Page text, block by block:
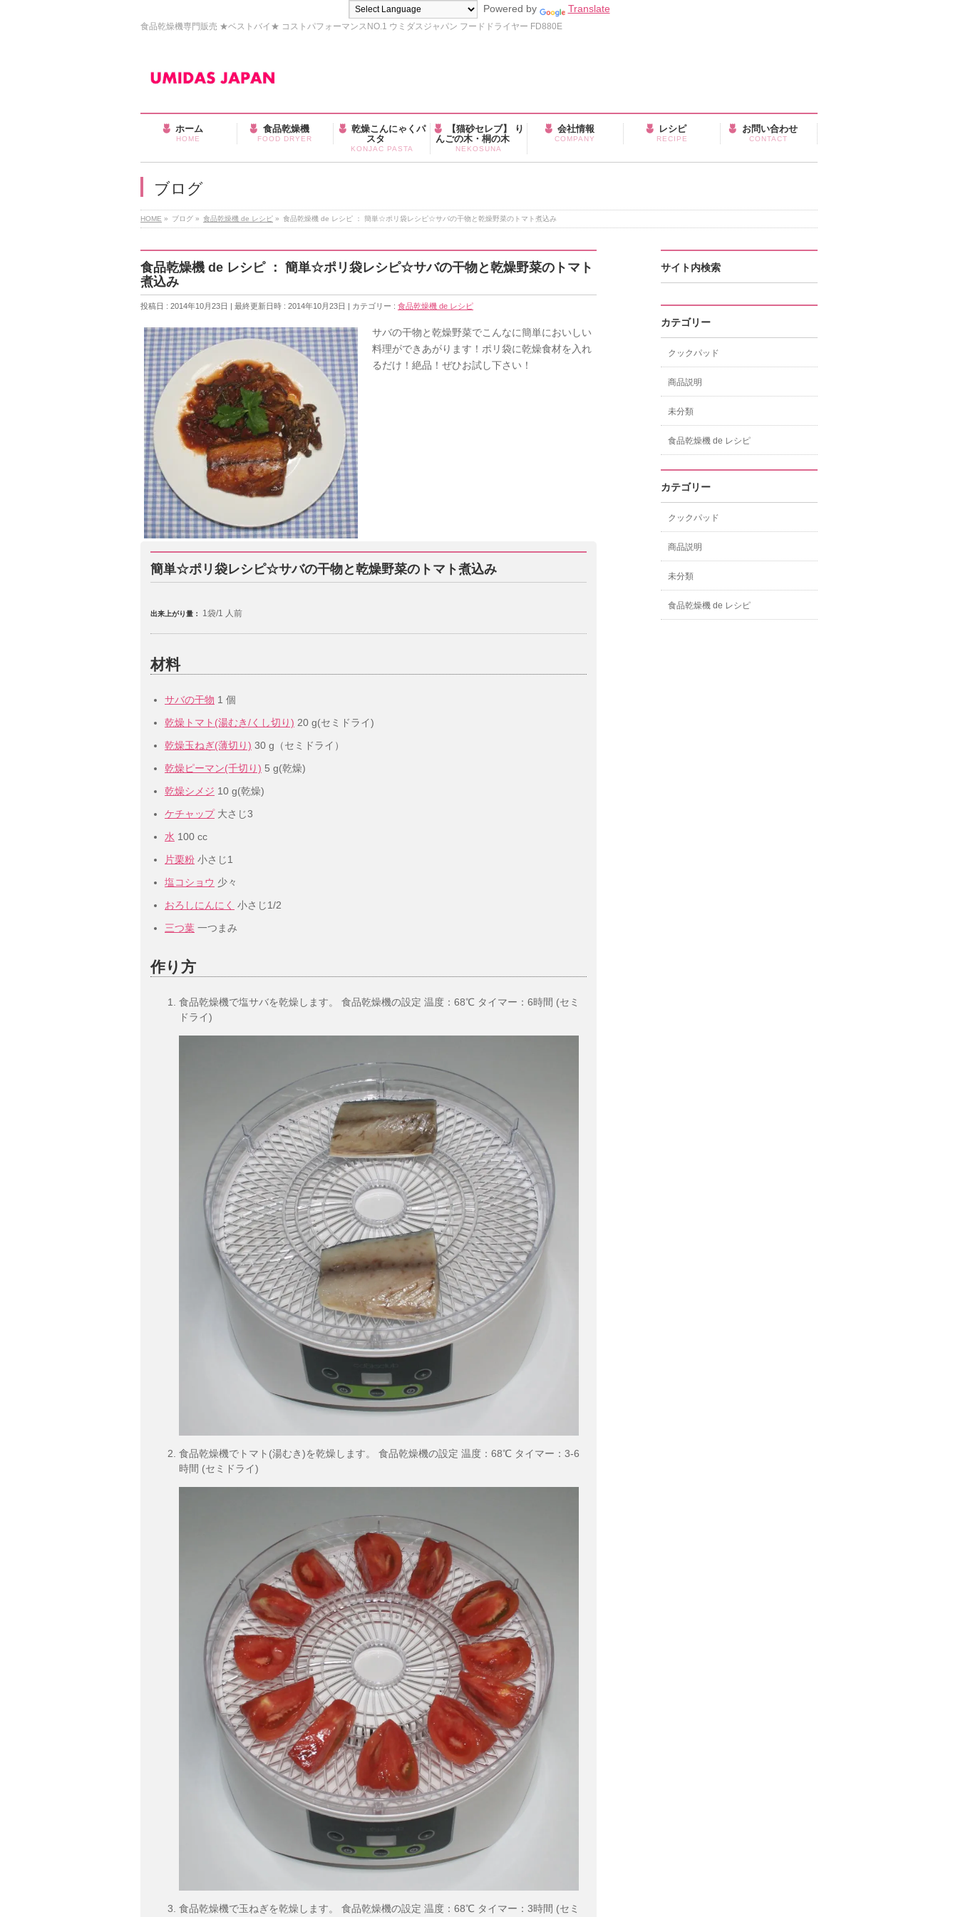
Powered by Translate
食品乾燥機専門販売 ★ベストバイ★ コストパフォーマンスNO.1 ウミダスジャパン フードドライヤー FD880E
ホーム
HOME
食品乾燥機
FOOD DRYER
乾燥こんにゃくパ
スタ
KONJAC PASTA
【猫砂セレブ】 り
んごの木・桐の木
NEKOSUNA
会社情報
COMPANY
レシピ
RECIPE
お問い合わせ
CONTACT
ブログ
HOME » ブログ » 食品乾燥機 de レシピ » 食品乾燥機 de レシピ ： 簡単☆ポリ袋レシピ☆サバの干物と乾燥野菜のトマト煮込み
食品乾燥機 de レシピ ： 簡単☆ポリ袋レシピ☆サバの干物と乾燥野菜のトマト
煮込み
投稿日 : 2014年10月23日 最終更新日時 : 2014年10月23日 カテゴリー : 食品乾燥機 de レシピ
サバの干物と乾燥野菜でこんなに簡単においしい
料理ができあがります！ポリ袋に乾燥食材を入れ
るだけ！絶品！ぜひお試し下さい！
簡単☆ポリ袋レシピ☆サバの干物と乾燥野菜のトマト煮込み
出来上がり量： 1袋/1 人前
材料
サバの干物 1 個
乾燥トマト(湯むき/くし切り) 20 g(セミドライ)
乾燥玉ねぎ(薄切り) 30 g（セミドライ）
乾燥ピーマン(千切り) 5 g(乾燥)
乾燥シメジ 10 g(乾燥)
ケチャップ 大さじ3
水 100 cc
片栗粉 小さじ1
塩コショウ 少々
おろしにんにく 小さじ1/2
三つ葉 一つまみ
作り方
食品乾燥機で塩サバを乾燥します。 食品乾燥機の設定 温度：68℃ タイマー：6時間 (セミ
ドライ)
食品乾燥機でトマト(湯むき)を乾燥します。 食品乾燥機の設定 温度：68℃ タイマー：3-6
時間 (セミドライ)
食品乾燥機で玉ねぎを乾燥します。 食品乾燥機の設定 温度：68℃ タイマー：3時間 (セミ
サイト内検索
カテゴリー
クックパッド
商品説明
未分類
食品乾燥機 de レシピ
カテゴリー
クックパッド
商品説明
未分類
食品乾燥機 de レシピ